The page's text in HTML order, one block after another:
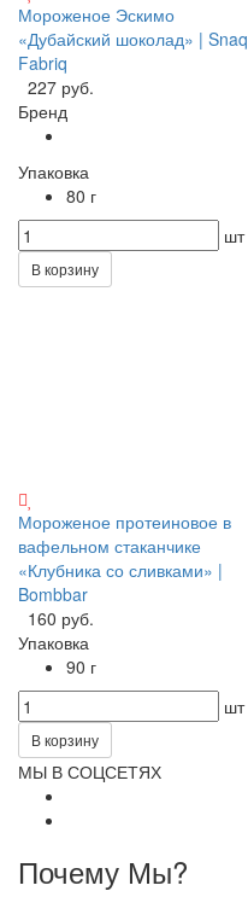
Мороженое Эскимо
«Дубайский шоколад» | Snaq
Fabriq
227 руб.
Бренд
Упаковка
80 г
шт
В корзину
Мороженое протеиновое в
вафельном стаканчике
«Клубника со сливками» |
Bombbar
160 руб.
Упаковка
90 г
шт
В корзину
МЫ В СОЦСЕТЯХ
Почему Мы?